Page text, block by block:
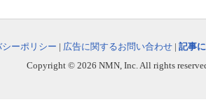
ーポリシー | 広告に関するお問い合わせ | 記事
Copyright © 2026 NMN, Inc. All rights